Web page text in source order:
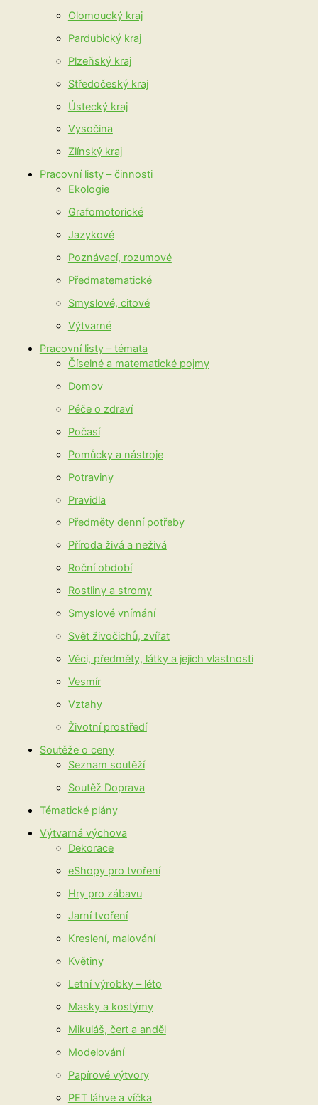
Olomoucký kraj
Pardubický kraj
Plzeňský kraj
Středočeský kraj
Ústecký kraj
Vysočina
Zlínský kraj
Pracovní listy – činnosti
Ekologie
Grafomotorické
Jazykové
Poznávací, rozumové
Předmatematické
Smyslové, citové
Výtvarné
Pracovní listy – témata
Číselné a matematické pojmy
Domov
Péče o zdraví
Počasí
Pomůcky a nástroje
Potraviny
Pravidla
Předměty denní potřeby
Příroda živá a neživá
Roční období
Rostliny a stromy
Smyslové vnímání
Svět živočichů, zvířat
Věci, předměty, látky a jejich vlastnosti
Vesmír
Vztahy
Životní prostředí
Soutěže o ceny
Seznam soutěží
Soutěž Doprava
Tématické plány
Výtvarná výchova
Dekorace
eShopy pro tvoření
Hry pro zábavu
Jarní tvoření
Kreslení, malování
Květiny
Letní výrobky – léto
Masky a kostýmy
Mikuláš, čert a anděl
Modelování
Papírové výtvory
PET láhve a víčka